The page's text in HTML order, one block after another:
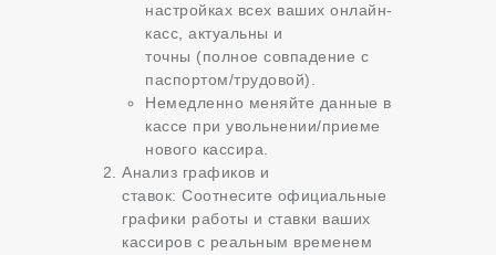
настройках всех ваших онлайн-
касс, актуальны и
точны (полное совпадение с
паспортом/трудовой).
Немедленно меняйте данные в
кассе при увольнении/приеме
нового кассира.
Анализ графиков и
ставок: Соотнесите официальные
графики работы и ставки ваших
кассиров с реальным временем